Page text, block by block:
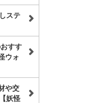
ステ
すす
ウォ
や交
妖怪